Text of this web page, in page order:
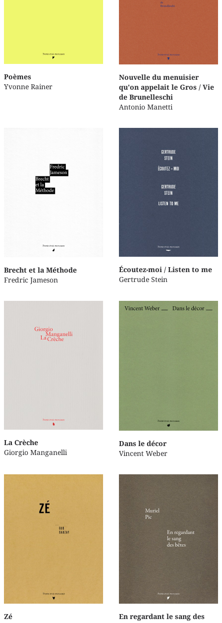
Poèmes
Yvonne Rainer
Nouvelle du menuisier
qu'on appelait le Gros / Vie
de Brunelleschi
Antonio Manetti
Brecht et la Méthode
Fredric Jameson
Écoutez-moi / Listen to me
Gertrude Stein
La Crèche
Giorgio Manganelli
Dans le décor
Vincent Weber
Zé
En regardant le sang des